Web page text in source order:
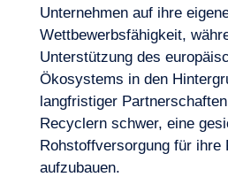
Unternehmen auf ihre
Wettbewerbsfähigkeit,
Unterstützung des
Ökosystems in den
langfristiger Partnerschaften
Recyclern schwer, eine
Rohstoffversorgung für ihre
aufzubauen.